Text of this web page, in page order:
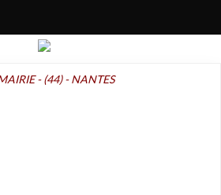
- (44) - NANTES